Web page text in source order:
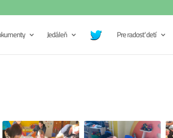
Jedáleň Pre radosť detí